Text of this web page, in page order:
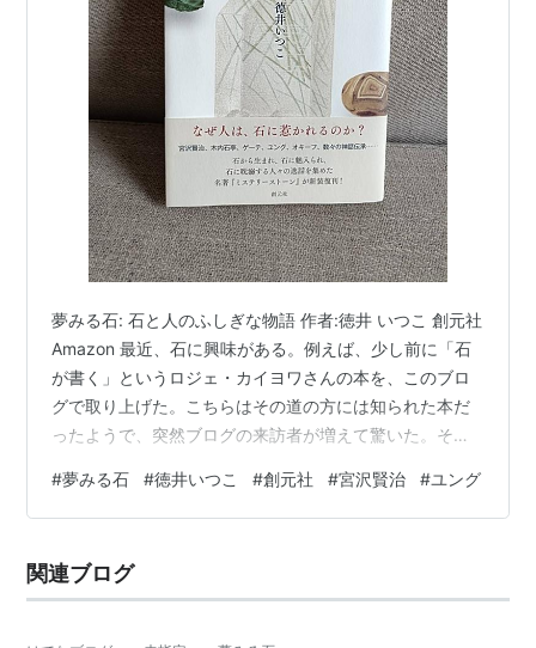
夢みる石: 石と人のふしぎな物語 作者:徳井 いつこ 創元社
Amazon 最近、石に興味がある。例えば、少し前に「石
が書く」というロジェ・カイヨワさんの本を、このブロ
グで取り上げた。こちらはその道の方には知られた本だ
ったようで、突然ブログの来訪者が増えて驚いた。そう
ほど特殊な趣向ではないように思える。 dokusyo-
boyo.com ところで、現在私は転職活動中なのである
か？」と聞かれた。正直に石についての本を読んでいる
と答えたところ、ツチノコでも見るような眼で見られて
#夢みる石 #徳井いつこ #創元社 #宮沢賢治 #ユング
関連ブログ